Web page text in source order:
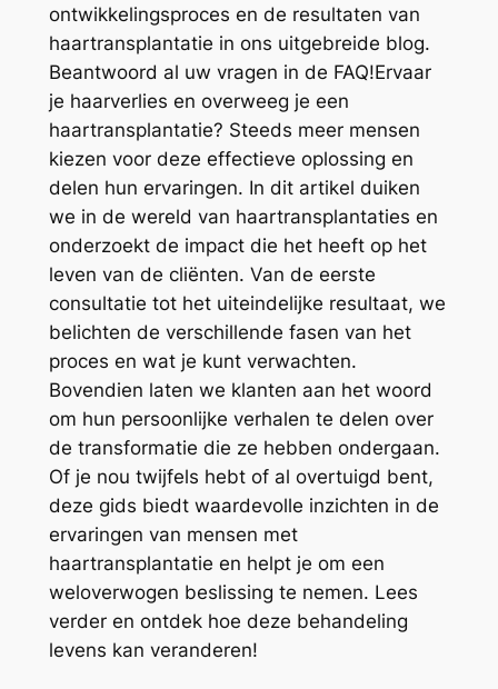
ontwikkelingsproces en de resultaten van
haartransplantatie in ons uitgebreide blog.
Beantwoord al uw vragen in de FAQ!Ervaar
je haarverlies en overweeg je een
haartransplantatie? Steeds meer mensen
kiezen voor deze effectieve oplossing en
delen hun ervaringen. In dit artikel duiken
we in de wereld van haartransplantaties en
onderzoekt de impact die het heeft op het
leven van de cliënten. Van de eerste
consultatie tot het uiteindelijke resultaat, we
belichten de verschillende fasen van het
proces en wat je kunt verwachten.
Bovendien laten we klanten aan het woord
om hun persoonlijke verhalen te delen over
de transformatie die ze hebben ondergaan.
Of je nou twijfels hebt of al overtuigd bent,
deze gids biedt waardevolle inzichten in de
ervaringen van mensen met
haartransplantatie en helpt je om een
weloverwogen beslissing te nemen. Lees
verder en ontdek hoe deze behandeling
levens kan veranderen!